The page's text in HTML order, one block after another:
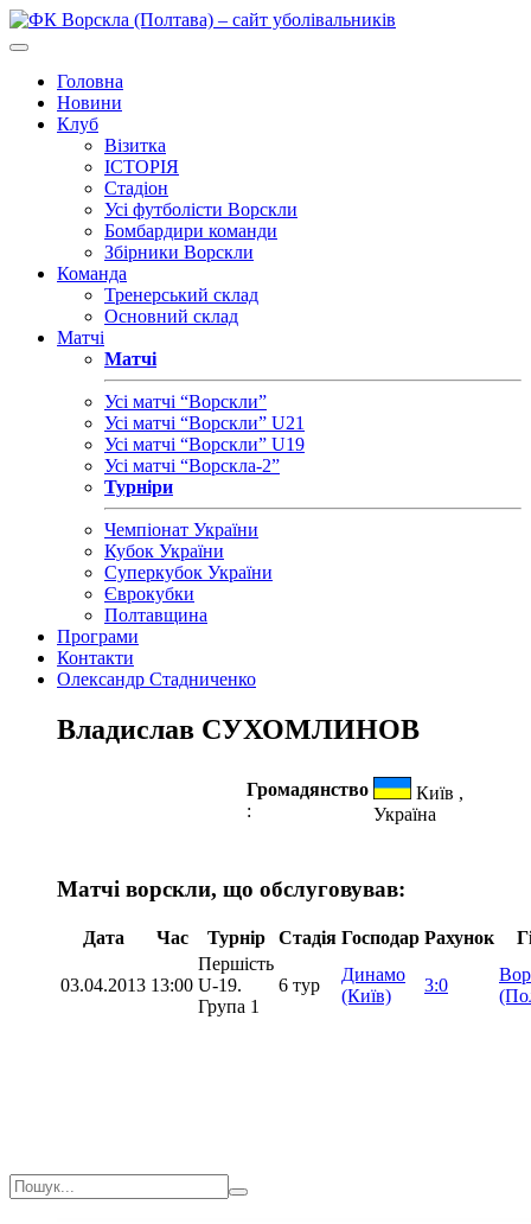
Головна
Новини
Клуб
Візитка
ІСТОРІЯ
Стадіон
Усі футболісти Ворскли
Бомбардири команди
Збірники Ворскли
Команда
Тренерський склад
Основний склад
Матчі
Матчі
Усі матчі “Ворскли”
Усі матчі “Ворскли” U21
Усі матчі “Ворскли” U19
Усі матчі “Ворскла-2”
Турніри
Чемпіонат України
Кубок України
Суперкубок України
Єврокубки
Полтавщина
Програми
Контакти
Олександр Стадниченко
Владислав СУХОМЛИНОВ
Громадянство
:
Київ ,
Україна
Матчі ворскли, що обслуговував:
Дата Час Турнір Стадія Господар Рахунок
03.04.2013 13:00
Першість
U-19.
Група 1
6 тур
Динамо
(Київ)
3:0